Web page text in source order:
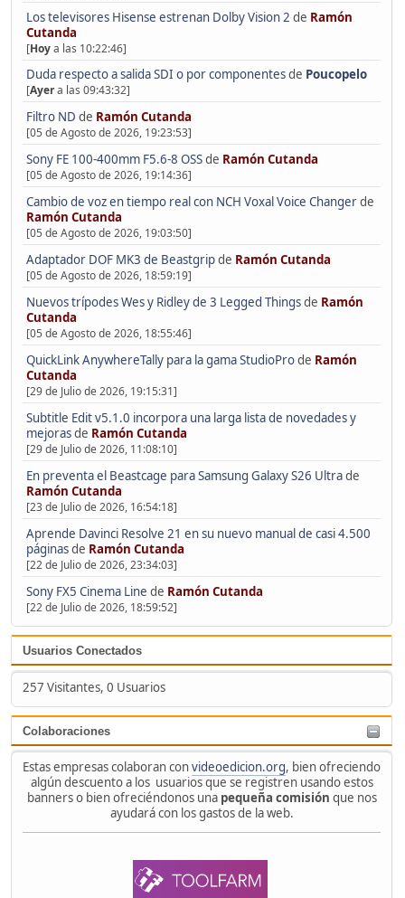
Los televisores Hisense estrenan Dolby Vision 2 de Ramón
Cutanda
[Hoya las 10:22:46]
Duda respecto a salida SDI o por componentesde Poucopelo
[Ayera las 09:43:32]
Filtro ND de Ramón Cutanda
[05 de Agosto de 2026, 19:23:53]
Sony FE 100-400mm F5.6-8 OSSde Ramón Cutanda
[05 de Agosto de 2026, 19:14:36]
Cambio de voz en tiempo real con NCH Voxal Voice Changerde
Ramón Cutanda
[05 de Agosto de 2026, 19:03:50]
Adaptador DOF MK3 de Beastgripde Ramón Cutanda
[05 de Agosto de 2026, 18:59:19]
Nuevos trípodes Wes y Ridley de 3 Legged Thingsde Ramón
Cutanda
[05 de Agosto de 2026, 18:55:46]
QuickLink AnywhereTally para la gama StudioProde Ramón
Cutanda
[29 de Julio de 2026, 19:15:31]
Subtitle Edit v5.1.0 incorpora una larga lista de novedades y
mejorasde Ramón Cutanda
[29 de Julio de 2026, 11:08:10]
En preventa el Beastcage para Samsung Galaxy S26 Ultrade
Ramón Cutanda
[23 de Julio de 2026, 16:54:18]
Aprende Davinci Resolve 21 en su nuevo manual de casi 4.500
páginasde Ramón Cutanda
[22 de Julio de 2026, 23:34:03]
Sony FX5 Cinema Line de Ramón Cutanda
[22 de Julio de 2026, 18:59:52]
Usuarios Conectados
257 Visitantes, 0 Usuarios
Colaboraciones
Estas empresas colaboran convideoedicion.org, bien ofreciendo
algún descuento a los usuarios que se registren usando estos
banners o bien ofreciéndonos una pequeña comisión que nos
ayudará con los gastos de la web.